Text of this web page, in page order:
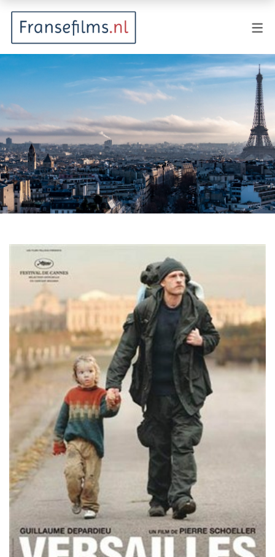
Animatie
Documentaire
Drama
Fantasy
Horror
Kostuumdrama
Misdaad
Musical
Oorlogsfilm
Romantische komedie
Thriller